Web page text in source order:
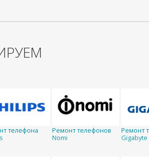
телефона
Ремонт телефонов
Nomi
Ремонт
Gigabyte